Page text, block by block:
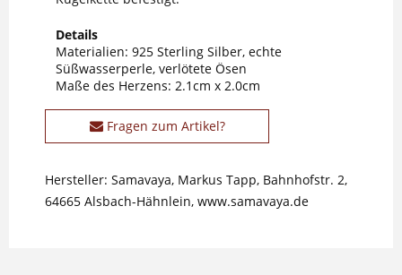
Details
Materialien: 925 Sterling Silber, echte
Süßwasserperle, verlötete Ösen
Maße des Herzens: 2.1cm x 2.0cm
Fragen zum Artikel?
Hersteller: Samavaya, Markus Tapp, Bahnhofstr. 2,
64665 Alsbach-Hähnlein, www.samavaya.de